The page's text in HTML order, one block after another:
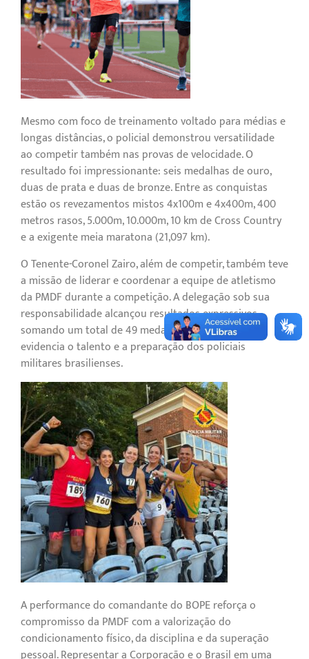
Mesmo com foco de treinamento voltado para médias e
longas distâncias, o policial demonstrou versatilidade
ao competir também nas provas de velocidade. O
resultado foi impressionante: seis medalhas de ouro,
duas de prata e duas de bronze. Entre as conquistas
estão os revezamentos mistos 4x100m e 4x400m, 400
metros rasos, 5.000m, 10.000m, 10 km de Cross Country
e a exigente meia maratona (21,097 km).
O Tenente-Coronel Zairo, além de competir, também teve
a missão de liderar e coordenar a equipe de atletismo
da PMDF durante a competição. A delegação sob sua
responsabilidade alcançou resultados expressivos,
somando um total de 49 medalhas, um feito que
evidencia o talento e a preparação dos policiais
militares brasilienses.
A performance do comandante do BOPE reforça o
compromisso da PMDF com a valorização do
condicionamento físico, da disciplina e da superação